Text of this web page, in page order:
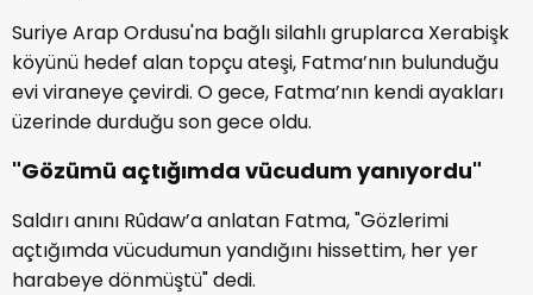
Suriye Arap Ordusu'na bağlı silahlı gruplarca Xerabişk
köyünü hedef alan topçu ateşi, Fatma’nın bulunduğu
evi viraneye çevirdi. O gece, Fatma’nın kendi ayakları
üzerinde durduğu son gece oldu.
"Gözümü açtığımda vücudum yanıyordu"
Saldırı anını Rûdaw’a anlatan Fatma, "Gözlerimi
açtığımda vücudumun yandığını hissettim, her yer
harabeye dönmüştü" dedi.